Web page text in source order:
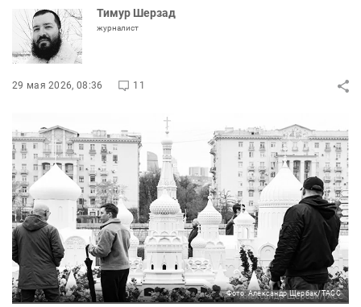
Тимур Шерзад
журналист
29 мая 2026, 08:36 11
Фото: Александр Щербак/ТАСС